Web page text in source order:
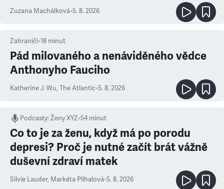
Zuzana Machálková•5. 8. 2026
Zahraničí•18 minut
Pád milovaného a nenáviděného vědce
Anthonyho Fauciho
Katherine J. Wu, The Atlantic•5. 8. 2026
Podcasty:Ženy XYZ•54 minut
Co to je za ženu, když má po porodu
depresi? Proč je nutné začít brát vážně
duševní zdraví matek
Silvie Lauder, Markéta Plíhalová•5. 8. 2026